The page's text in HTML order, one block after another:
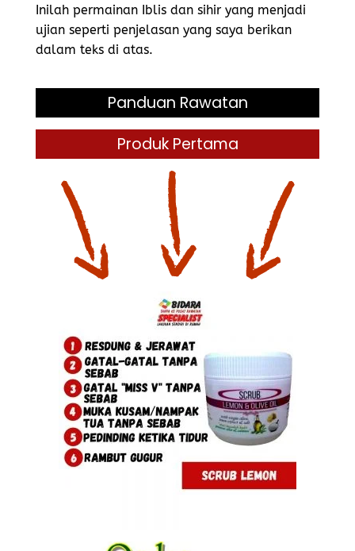
Inilah permainan Iblis dan sihir yang menjadi
ujian seperti penjelasan yang saya berikan
dalam teks di atas.
Panduan Rawatan
Produk Pertama